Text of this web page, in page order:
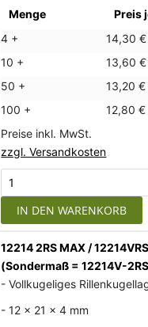
Menge
Preis
4 +
14,30 €
10 +
13,60 €
50 +
13,20 €
100 +
12,80 €
Preise inkl. MwSt.
zzgl. Versandkosten
IN DEN WARENKORB
12214 2RS MAX / 12214VRS
(Sondermaß = 12214V-
- Vollkugeliges
- 12 x 21 x 4 mm